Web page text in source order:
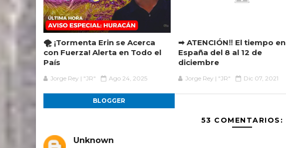
🌪️ ¡Tormenta Erin se Acerca
con Fuerza! Alerta en Todo el
País
Jorge Rey | "JR" Ago 24, 2025
➡ ATENCIÓN‼ El tiempo en
España del 8 al 12 de
diciembre
Jorge Rey | "JR" Dic 07, 2021
BLOGGER
53 COMENTARIOS:
Unknown